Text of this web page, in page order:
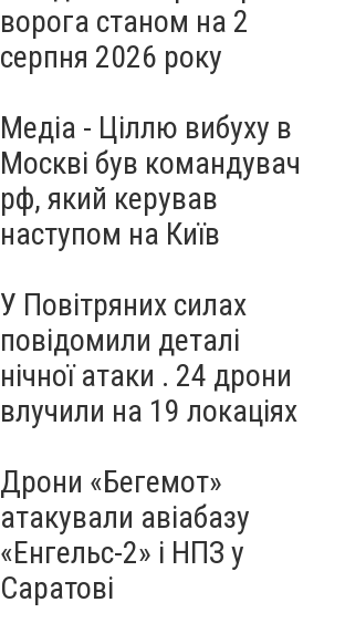
ворога станом на 2
серпня 2026 року
Медіа - Ціллю вибуху в
Москві був командувач
рф, який керував
наступом на Київ
У Повітряних силах
повідомили деталі
нічної атаки . 24 дрони
влучили на 19 локаціях
Дрони «Бегемот»
атакували авіабазу
«Енгельс-2» і НПЗ у
Саратові